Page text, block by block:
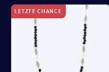
LETZTE CHANCE